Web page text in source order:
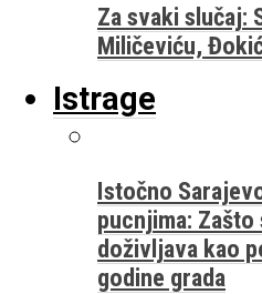
Za svaki slučaj:
Miličeviću,
Istrage
Istočno
pucnjima:
doživljava kao
godine grada